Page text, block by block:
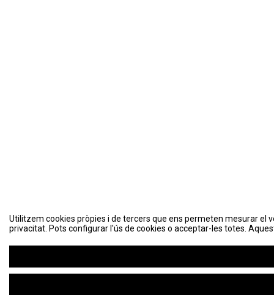
Utilitzem cookies pròpies i de tercers que ens permeten mesurar el
privacitat. Pots configurar l'ús de cookies o acceptar-les totes.